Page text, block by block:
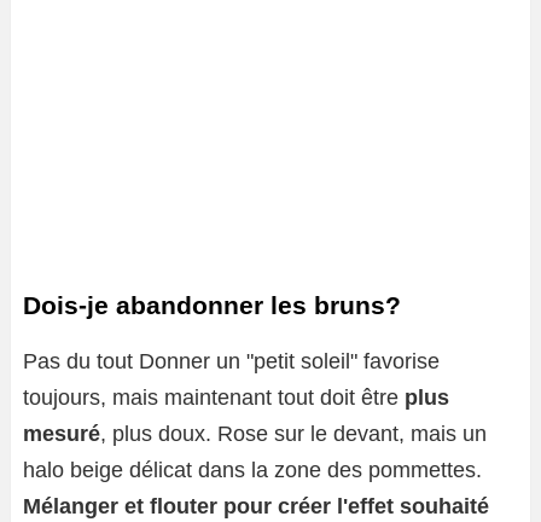
Dois-je abandonner les bruns?
Pas du tout Donner un "petit soleil" favorise
toujours, mais maintenant tout doit être plus
mesuré, plus doux. Rose sur le devant, mais un
halo beige délicat dans la zone des pommettes.
Mélanger et flouter pour créer l'effet souhaité